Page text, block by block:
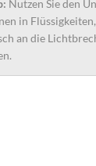
Nutzen Sie den
in
an die